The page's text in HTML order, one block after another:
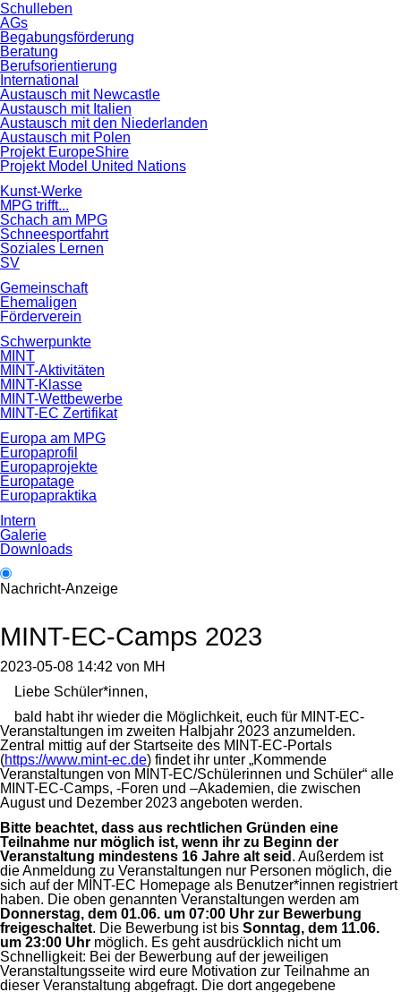
Schulleben
AGs
Begabungsförderung
Beratung
Berufsorientierung
International
Austausch mit Newcastle
Austausch mit Italien
Austausch mit den Niederlanden
Austausch mit Polen
Projekt EuropeShire
Projekt Model United Nations
Kunst-Werke
MPG trifft...
Schach am MPG
Schneesportfahrt
Soziales Lernen
SV
Gemeinschaft
Ehemaligen
Förderverein
Schwerpunkte
MINT
MINT-Aktivitäten
MINT-Klasse
MINT-Wettbewerbe
MINT-EC Zertifikat
Europa am MPG
Europaprofil
Europaprojekte
Europatage
Europapraktika
Intern
Galerie
Downloads
Nachricht-Anzeige
MINT-EC-Camps 2023
2023-05-08 14:42 von MH
Liebe Schüler*innen,
bald habt ihr wieder die Möglichkeit, euch für MINT-EC-
Veranstaltungen im zweiten Halbjahr 2023 anzumelden.
Zentral mittig auf der Startseite des MINT-EC-Portals
(https://www.mint-ec.de) findet ihr unter „Kommende
Veranstaltungen von MINT-EC/Schülerinnen und Schüler“ alle
MINT-EC-Camps, -Foren und –Akademien, die zwischen
August und Dezember 2023 angeboten werden.
Bitte beachtet, dass aus rechtlichen Gründen eine
Teilnahme nur möglich ist, wenn ihr zu Beginn der
Veranstaltung mindestens 16 Jahre alt seid . Außerdem ist
die Anmeldung zu Veranstaltungen nur Personen möglich, die
sich auf der MINT-EC Homepage als Benutzer*innen registriert
haben. Die oben genannten Veranstaltungen werden am
Donnerstag, dem 01.06. um 07:00 Uhr zur Bewerbung
freigeschaltet. Die Bewerbung ist bis Sonntag, dem 11.06.
um 23:00 Uhr möglich. Es geht ausdrücklich nicht um
Schnelligkeit: Bei der Bewerbung auf der jeweiligen
Veranstaltungsseite wird eure Motivation zur Teilnahme an
dieser Veranstaltung abgefragt. Die dort angegebene